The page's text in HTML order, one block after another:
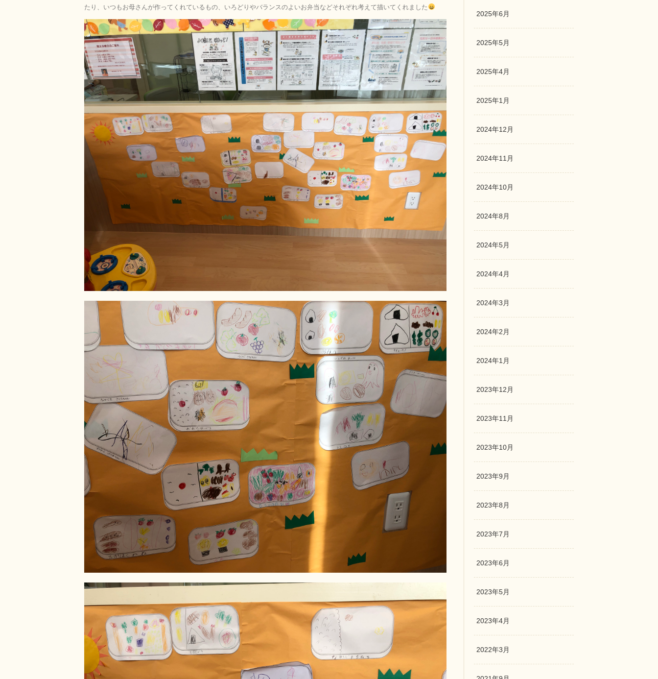
たり、いつもお母さんが作ってくれているもの、いろどりやバランスのよいお弁当などそれぞれ考えて描いてくれました
2025年6月
2025年5月
2025年4月
2025年1月
2024年12月
2024年11月
2024年10月
2024年8月
2024年5月
2024年4月
2024年3月
2024年2月
2024年1月
2023年12月
2023年11月
2023年10月
2023年9月
2023年8月
2023年7月
2023年6月
2023年5月
2023年4月
2022年3月